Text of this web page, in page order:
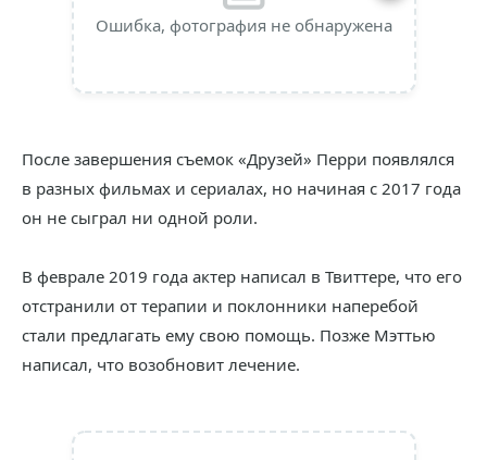
Ошибка, фотография не обнаружена
После завершения съемок «Друзей» Перри появлялся
в разных фильмах и сериалах, но начиная с 2017 года
он не сыграл ни одной роли.
В феврале 2019 года актер написал в Твиттере, что его
отстранили от терапии и поклонники наперебой
стали предлагать ему свою помощь. Позже Мэттью
написал, что возобновит лечение.